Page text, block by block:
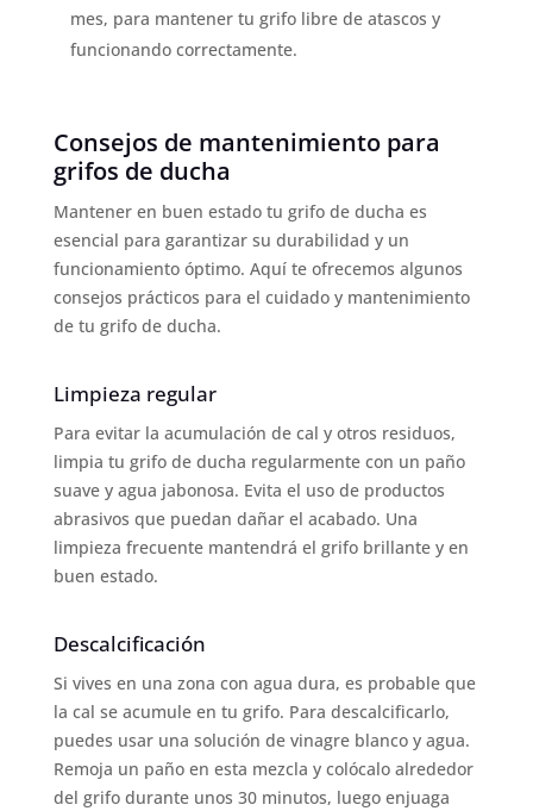
mes, para mantener tu grifo libre de atascos y
funcionando correctamente.
Consejos de mantenimiento para
grifos de ducha
Mantener en buen estado tu grifo de ducha es
esencial para garantizar su durabilidad y un
funcionamiento óptimo. Aquí te ofrecemos algunos
consejos prácticos para el cuidado y mantenimiento
de tu grifo de ducha.
Limpieza regular
Para evitar la acumulación de cal y otros residuos,
limpia tu grifo de ducha regularmente con un paño
suave y agua jabonosa. Evita el uso de productos
abrasivos que puedan dañar el acabado. Una
limpieza frecuente mantendrá el grifo brillante y en
buen estado.
Descalcificación
Si vives en una zona con agua dura, es probable que
la cal se acumule en tu grifo. Para descalcificarlo,
puedes usar una solución de vinagre blanco y agua.
Remoja un paño en esta mezcla y colócalo alrededor
del grifo durante unos 30 minutos, luego enjuaga